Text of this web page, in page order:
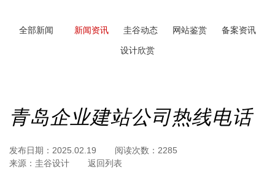
全部新闻 新闻资讯 圭谷动态 网站鉴赏 备案资讯
设计欣赏
青岛企业建站公司热线电话
发布日期： 2025.02.19 阅读次数： 2285
来源： 圭谷设计 返回列表